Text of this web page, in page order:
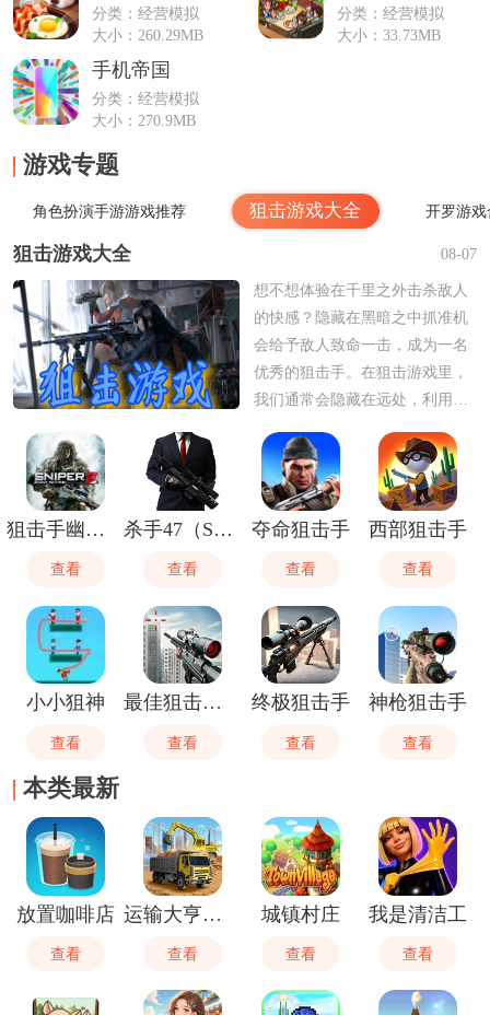
分类：经营模拟
大小：260.29MB
分类：经营模拟
大小：33.73MB
手机帝国
分类：经营模拟
大小：270.9MB
游戏专题
角色扮演手游游戏推荐 狙击游戏大全 开罗游戏
狙击游戏大全 08-07
想不想体验在千里之外击杀敌人
的快感？隐藏在黑暗之中抓准机
会给予敌人致命一击，成为一名
优秀的狙击手。在狙击游戏里，
我们通常会隐藏在远处，利用各
己的目标，如果你对狙击游戏感
兴趣的话，可以在这里挑选自己
感兴趣的进行下载。
狙击手幽灵战士2
查看
杀手47（Sniper）
查看
夺命狙击手
查看
西部狙击手
查看
小小狙神
查看
最佳狙击猎手
查看
终极狙击手
查看
神枪狙击手
查看
本类最新
放置咖啡店
查看
运输大亨帝国城市
查看
城镇村庄
查看
我是清洁工
查看